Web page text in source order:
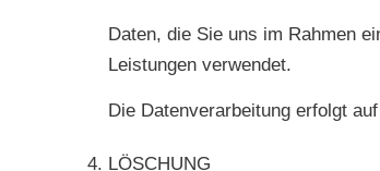
Daten, die Sie uns im Rahmen
Leistungen verwendet.
Die Datenverarbeitung erfolgt
LÖSCHUNG